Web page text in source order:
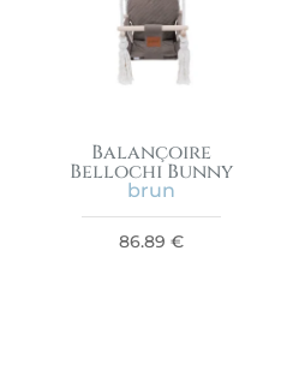
Balançoire
Bellochi Bunny
brun
86.89 €